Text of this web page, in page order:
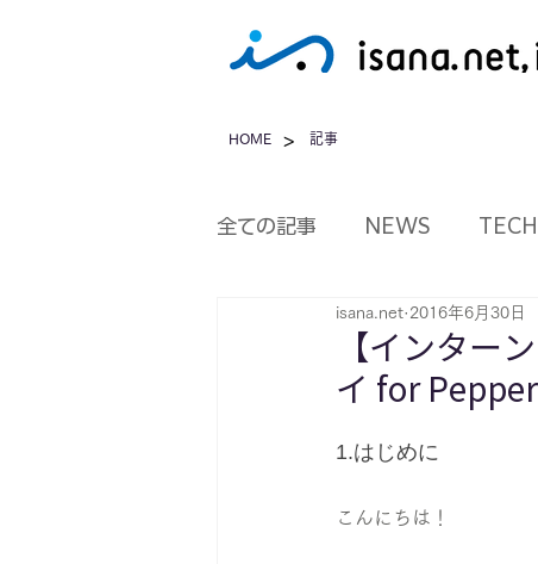
全ての記事 NEWS TECH
【インター
イ for
isana.net 2016年6月30日
1.はじめに
こんにちは！
HOME > 記事